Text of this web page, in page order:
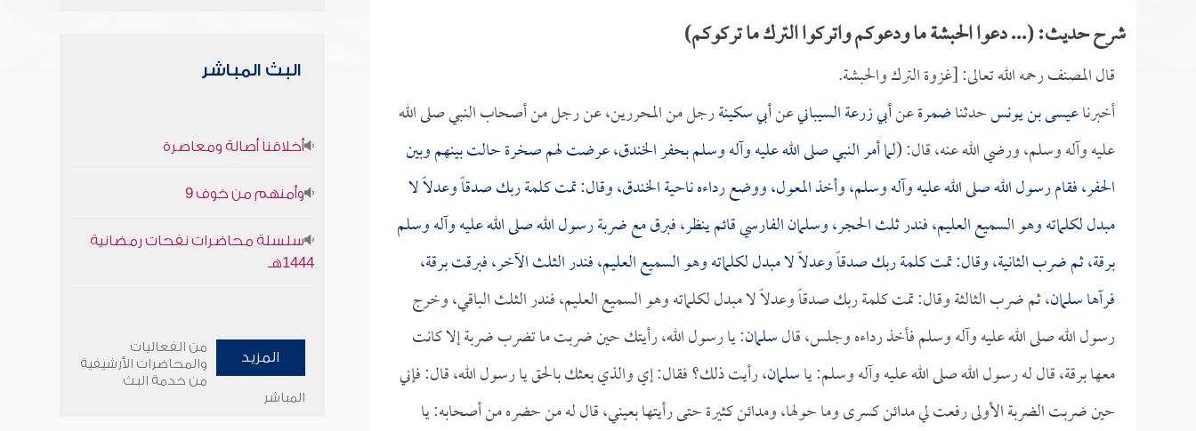
شرح حديث: (... دعوا الحبشة ما ودعوكم واتركوا الترك ما تركوكم)
قال المصنف رحمه الله تعالى: [غزوة الترك والحبشة.
أخبرناعيسى بن يونسحدثناضمرةعنأبي زرعة السيبانيعنأبي سكينةرجل من المحررين، عن رجل من أصحاب النبي صلى الله
عليه وآله وسلم، ورضي الله عنه، قال: (لما أمر النبي صلى الله عليه وآله وسلم بحفر الخندق، عرضت لهم صخرة حالت بينهم وبين
الحفر، فقام رسول الله صلى الله عليه وآله وسلم، وأخذ المعول، ووضع رداءه ناحية الخندق، وقال: تمت كلمة ربك صدقاً وعدلاً لا
مبدل لكلماته وهو السميع العليم، فندر ثلث الحجر، وسلمان الفارسيقائم ينظر، فبرق مع ضربة رسول الله صلى الله عليه وآله وسلم
برقة، ثم ضرب الثانية، وقال: تمت كلمة ربك صدقاً وعدلاً لا مبدل لكلماته وهو السميع العليم، فندر الثلث الآخر، فبرقت برقة،
فرآهاسلمان، ثم ضرب الثالثة وقال: تمت كلمة ربك صدقاً وعدلاً لا مبدل لكلماته وهو السميع العليم، فندر الثلث الباقي، وخرج
رسول الله صلى الله عليه وآله وسلم فأخذ رداءه وجلس، قالسلمان: يا رسول الله، رأيتك حين ضربت ما تضرب ضربة إلا كانت
معها برقة، قال له رسول الله صلى الله عليه وآله وسلم: ياسلمان، رأيت ذلك؟ فقال: إي والذي بعثك بالحق يا رسول الله، قال: فإني
حين ضربت الضربة الأولى رفعت لي مدائن كسرى وما حولها، ومدائن كثيرة حتى رأيتها بعيني، قال له من حضره من أصحابه: يا
البث المباشر
أخلاقنا أصالة ومعاصرة
وأمنهم من خوف 9
سلسلة محاضرات نفحات رمضانية
1444هـ
المزيد
من الفعاليات
والمحاضرات الأرشيفية
من خدمة البث
المباشر